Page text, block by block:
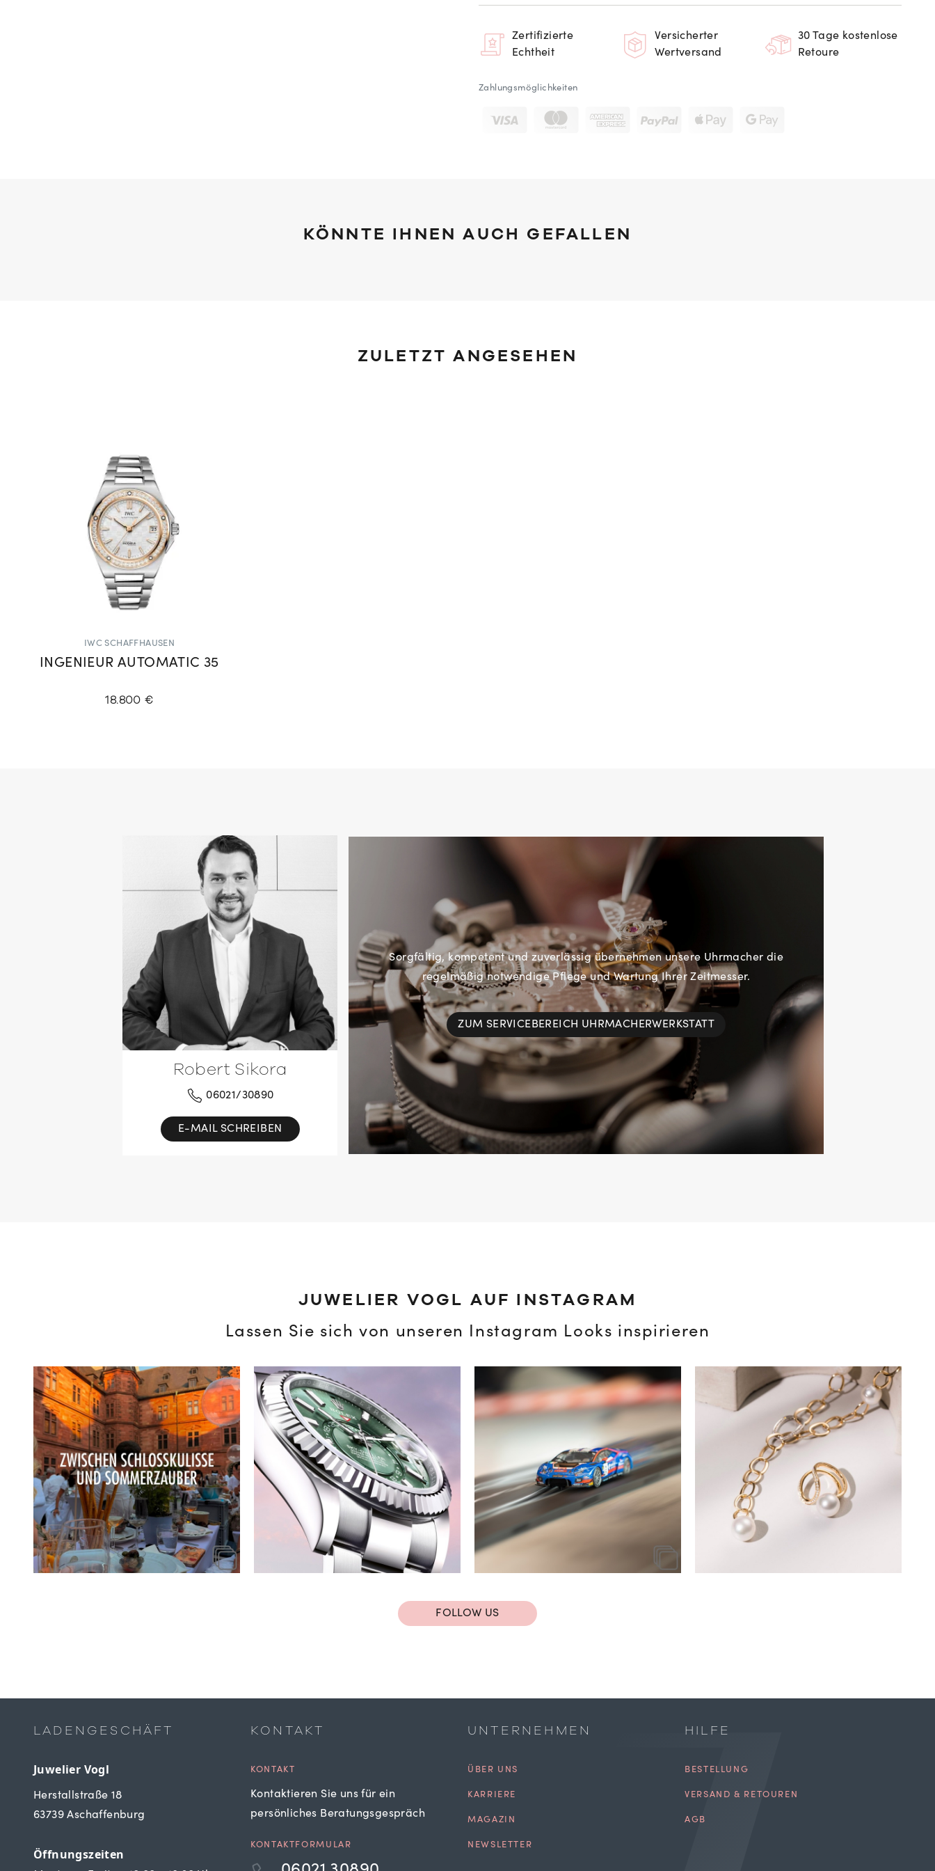
Zertifizierte
Echtheit
Versicherter
Wertversand
30 Tage kostenlose
Retoure
Zahlungsmöglichkeiten
KÖNNTE IHNEN AUCH GEFALLEN
ZULETZT ANGESEHEN
IWC SCHAFFHAUSEN
INGENIEUR AUTOMATIC 35
18.800 €
Sorgfältig, kompetent und zuverlässig übernehmen unsere Uhrmacher die
regelmäßig notwendige Pflege und Wartung Ihrer Zeitmesser.
ZUM SERVICEBEREICH UHRMACHERWERKSTATT
Robert Sikora
06021/30890
E-MAIL SCHREIBEN
JUWELIER VOGL AUF INSTAGRAM
Lassen Sie sich von unseren Instagram Looks inspirieren
FOLLOW US
LADENGESCHÄFT
Juwelier Vogl
Herstallstraße 18
63739 Aschaffenburg
Öffnungszeiten
KONTAKT
KONTAKT
Kontaktieren Sie uns für ein
persönliches Beratungsgespräch
KONTAKTFORMULAR
UNTERNEHMEN
ÜBER UNS
KARRIERE
MAGAZIN
NEWSLETTER
HILFE
BESTELLUNG
VERSAND & RETOUREN
AGB